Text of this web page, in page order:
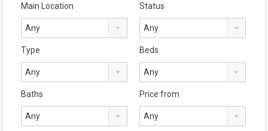
Main Location
Any
Status
Any
Type
Any
Beds
Any
Baths
Any
Price from
Any